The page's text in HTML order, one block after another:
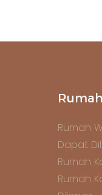
Rumah
Dapat
Rumah
Rumah